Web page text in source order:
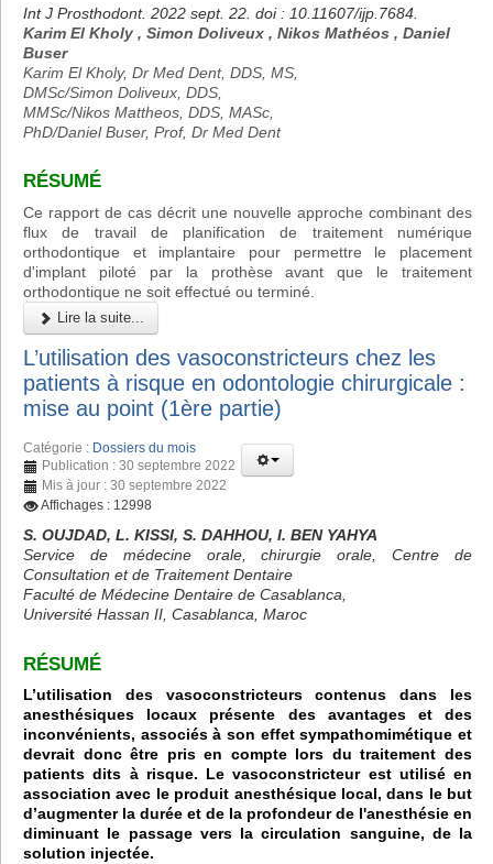
Int J Prosthodont. 2022 sept. 22. doi : 10.11607/ijp.7684.
Karim El Kholy , Simon Doliveux , Nikos Mathéos , Daniel
Buser
Karim El Kholy, Dr Med Dent, DDS, MS,
DMSc/Simon Doliveux, DDS,
MMSc/Nikos Mattheos, DDS, MASc,
PhD/Daniel Buser, Prof, Dr Med Dent
RÉSUMÉ
Ce rapport de cas décrit une nouvelle approche combinant des
flux de travail de planification de traitement numérique
orthodontique et implantaire pour permettre le placement
d'implant piloté par la prothèse avant que le traitement
orthodontique ne soit effectué ou terminé.
Lire la suite...
L’utilisation des vasoconstricteurs chez les
patients à risque en odontologie chirurgicale :
mise au point (1ère partie)
Catégorie : Dossiers du mois
Publication : 30 septembre 2022
Mis à jour : 30 septembre 2022
Affichages : 12998
S. OUJDAD, L. KISSI, S. DAHHOU, I. BEN YAHYA
Service de médecine orale, chirurgie orale, Centre de
Consultation et de Traitement Dentaire
Faculté de Médecine Dentaire de Casablanca,
Université Hassan II, Casablanca, Maroc
RÉSUMÉ
L’utilisation des vasoconstricteurs contenus dans les
anesthésiques locaux présente des avantages et des
inconvénients, associés à son effet sympathomimétique et
devrait donc être pris en compte lors du traitement des
patients dits à risque. Le vasoconstricteur est utilisé en
association avec le produit anesthésique local, dans le but
d’augmenter la durée et de la profondeur de l'anesthésie en
diminuant le passage vers la circulation sanguine, de la
solution injectée.